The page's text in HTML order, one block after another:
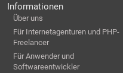
Informationen
Über uns
Für Internetagenturen und PHP-
Freelancer
Für Anwender und
Softwareentwickler